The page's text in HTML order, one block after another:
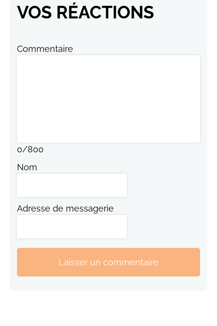
VOS RÉACTIONS
Commentaire
0/800
Nom
Adresse de messagerie
Laisser un commentaire